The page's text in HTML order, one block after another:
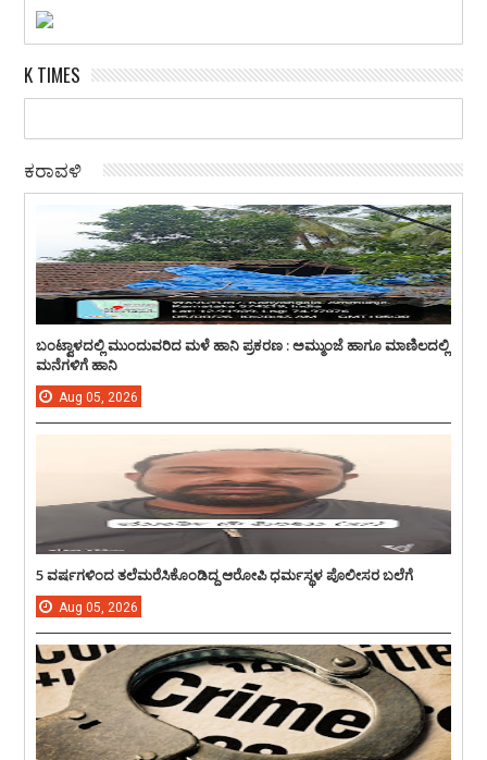
K TIMES
ಕರಾವಳಿ
ಬಂಟ್ವಾಳದಲ್ಲಿ ಮುಂದುವರಿದ ಮಳೆ ಹಾನಿ ಪ್ರಕರಣ : ಅಮ್ಮುಂಜೆ ಹಾಗೂ ಮಾಣಿಲದಲ್ಲಿ
ಮನೆಗಳಿಗೆ ಹಾನಿ
Aug 05, 2026
5 ವರ್ಷಗಳಿಂದ ತಲೆಮರೆಸಿಕೊಂಡಿದ್ದ ಆರೋಪಿ ಧರ್ಮಸ್ಥಳ ಪೊಲೀಸರ ಬಲೆಗೆ
Aug 05, 2026